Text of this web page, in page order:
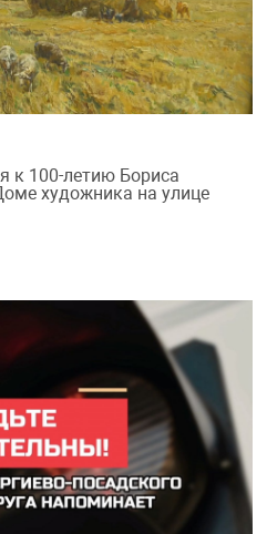
к 100-летию Бориса
художника на улице